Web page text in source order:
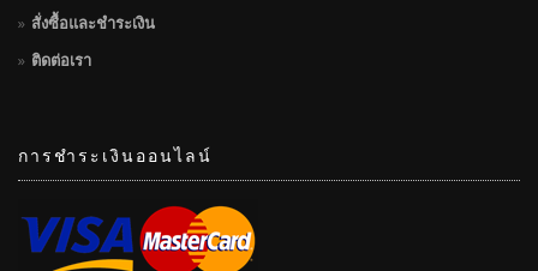
สั่งซื้อและชำระเงิน
ติดต่อเรา
การชำระเงินออนไลน์